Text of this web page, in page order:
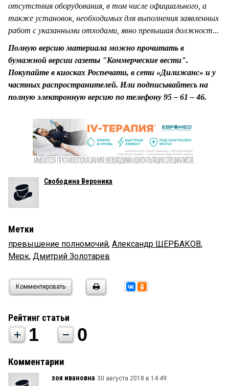
отсутствия оборудования, в том числе официального, а
также установок, необходимых для выполнения заявленных
работ с указанными отходами, явно превышая должност...
Полную версию материала можно прочитать в
бумажной версии газеты "Коммерческие вести".
Покупайте в киосках Роспечати, в сети «Дилижанс» и у
частных распространителей. Или подписывайтесь на
полную электронную версию по телефону 95 – 61 – 46.
Свободина Вероника
Метки
превышение полномочий, Александр ЩЕРБАКОВ,
Мерк, Дмитрий Золотарев
Комментировать
Рейтинг статьи
1 0
Комментарии
зоя ивановна 30 августа 2018 в 14:49: